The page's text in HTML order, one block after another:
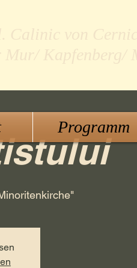
Programm